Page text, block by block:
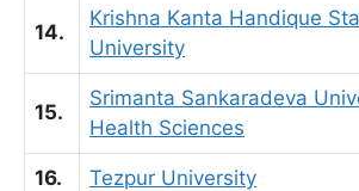
14.
Krishna Kanta Handique
University
15.
Srimanta Sankaradeva
Health Sciences
16. Tezpur University